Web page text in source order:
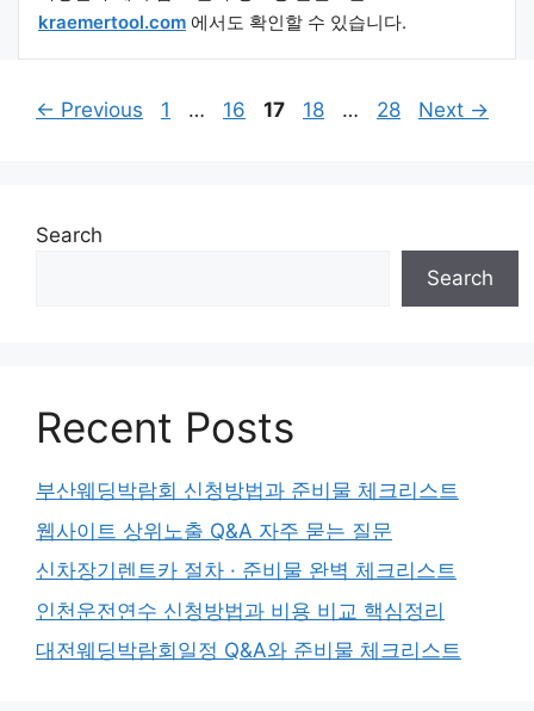
kraemertool.com 에서도 확인할 수 있습니다.
← Previous Page
1 … Page
16 Page
17 Page
18 … Page
28 Next →
Search
Search
Recent Posts
부산웨딩박람회 신청방법과 준비물 체크리스트
웹사이트 상위노출 Q&A 자주 묻는 질문
신차장기렌트카 절차 · 준비물 완벽 체크리스트
인천운전연수 신청방법과 비용 비교 핵심정리
대전웨딩박람회일정 Q&A와 준비물 체크리스트